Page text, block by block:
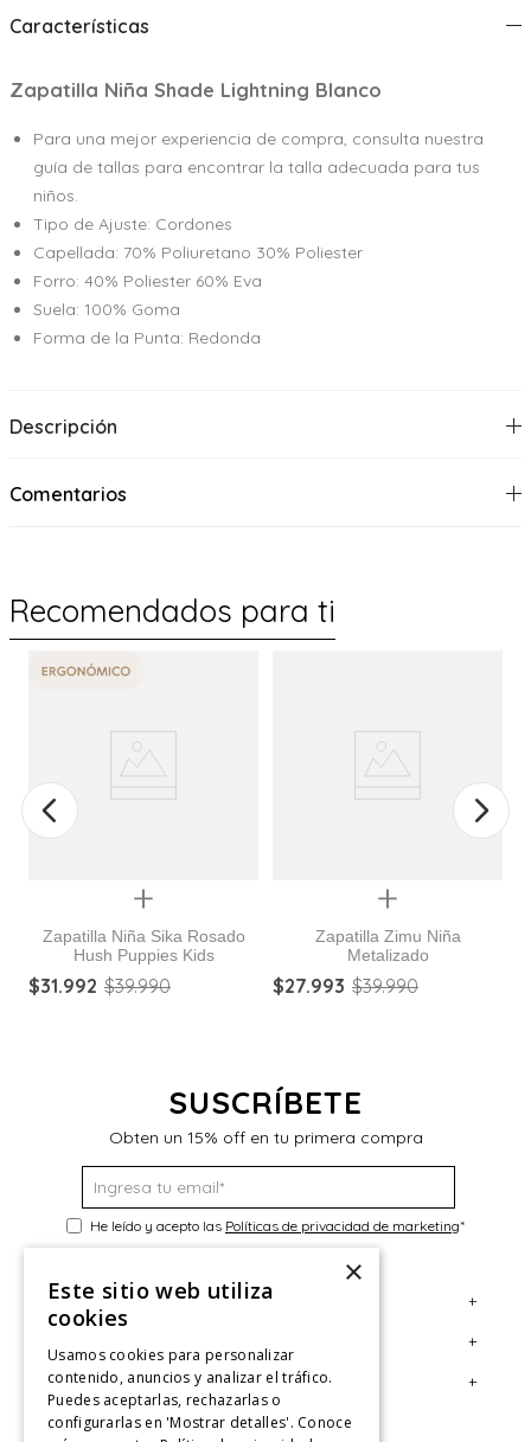
Características
Zapatilla Niña Shade Lightning Blanco
Para una mejor experiencia de compra, consulta nuestra
guía de tallas para encontrar la talla adecuada para tus
niños.
Tipo de Ajuste: Cordones
Capellada: 70% Poliuretano 30% Poliester
Forro: 40% Poliester 60% Eva
Suela: 100% Goma
Forma de la Punta: Redonda
Descripción
Comentarios
Recomendados para ti
Quickview
Zapatilla Niña Sika Rosado
Hush Puppies Kids
$31.992 $39.990
Quickview
Zapatilla Zimu Niña
Metalizado
$27.993 $39.990
SUSCRÍBETE
Obten un 15% off en tu primera compra
He leído y acepto las Políticas de privacidad de marketing*
Servicio al Consumidor +
Centro de Ayuda
Contáctanos
Giftcard
+
Términos y Condiciones
Políticas de Despacho
Cuenta +
Mi Cuenta
×
Este sitio web utiliza
cookies
Usamos cookies para personalizar
contenido, anuncios y analizar el tráfico.
Puedes aceptarlas, rechazarlas o
configurarlas en 'Mostrar detalles'. Conoce